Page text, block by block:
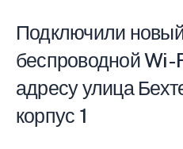
Подключили
беспроводной Wi-
адресу улица
корпус 1